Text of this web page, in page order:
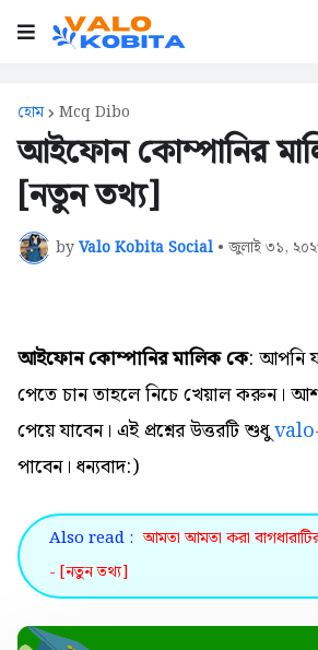
হোম Mcq Dibo
আইফোন কোম্পানির
[নতুন তথ্য]
byValo Kobita Social • জুলাই ৩১,
আইফোন কোম্পানির মালিক কে: আপনি
পেতে চান তাহলে নিচে খেয়াল করুন।
পেয়ে যাবেন। এই প্রশ্নের উত্তরটি শুধু
পাবেন। ধন্যবাদ:)
Also read : আমতা আমতা করা
- [নতুন তথ্য]